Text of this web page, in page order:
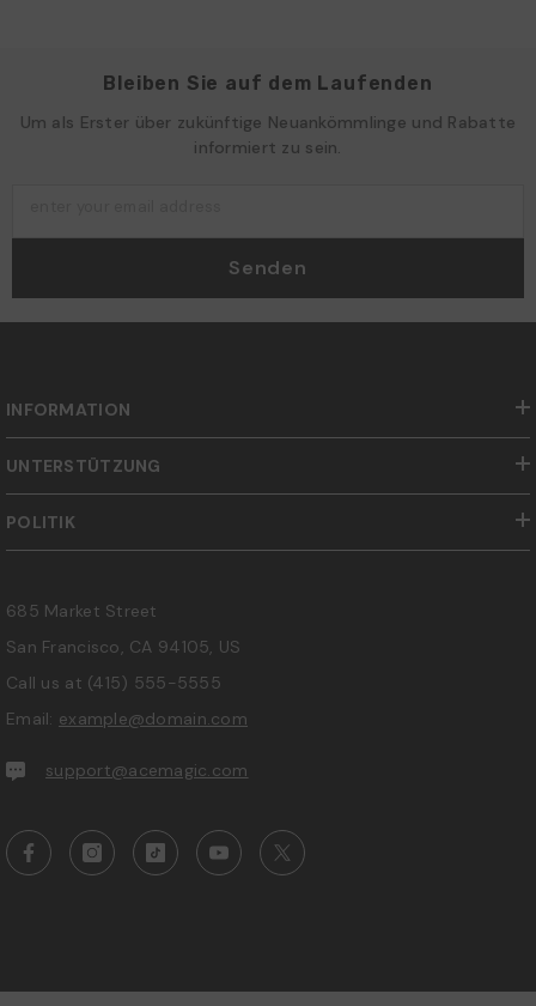
Bleiben Sie auf dem Laufenden
Um als Erster über zukünftige Neuankömmlinge und Rabatte
informiert zu sein.
Senden
INFORMATION
UNTERSTÜTZUNG
POLITIK
685 Market Street
San Francisco, CA 94105, US
Call us at (415) 555-5555
Email: example@domain.com
support@acemagic.com